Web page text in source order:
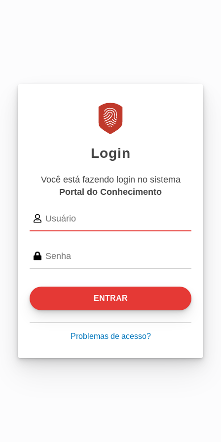
Login
Você está fazendo login no sistema
Portal do Conhecimento
ENTRAR
Problemas de acesso?